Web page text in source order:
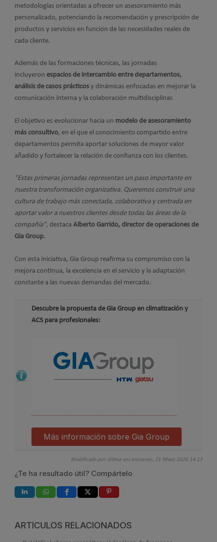
metodologías orientadas a ofrecer un asesoramiento más
personalizado, potenciando la recomendación y prescripción de
productos y servicios en función de las necesidades reales de
cada cliente.
Además de las formaciones técnicas, las jornadas
incluyeron espacios de intercambio entre departamentos,
análisis de casos prácticos y dinámicas enfocadas en mejorar la
comunicación interna y la colaboración multidisciplinar.
El objetivo es evolucionar hacia un modelo de asesoramiento
más consultivo, en el que el conocimiento compartido entre
departamentos permita aportar soluciones de mayor valor
añadido y fortalecer la relación de confianza con los clientes.
"Estas primeras jornadas representan un paso importante en
nuestra transformación organizativa. Queremos construir una
cultura de trabajo más conectada, colaborativa y centrada en
aportar valor a nuestros clientes desde todas las áreas de la
compañía", destaca Alberto Garrido, director de operaciones de
Gia Group.
Con esta iniciativa, Gia Group reafirma su compromiso con la
mejora continua, la excelencia en el servicio y la adaptación
constante a las nuevas demandas del mercado.
Descubre la propuesta de Gia Group en climatización y
ACS para profesionales:
Más información sobre Gia Group
Modificado por última vez enJueves, 21 Mayo 2026 14:13
¿Te ha resultado útil? Compártelo
ARTÍCULOS RELACIONADOS